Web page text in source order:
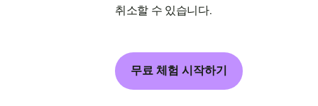
취소할 수 있습니다.
무료 체험 시작하기